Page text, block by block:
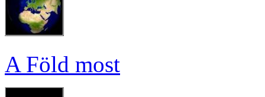
A Föld most